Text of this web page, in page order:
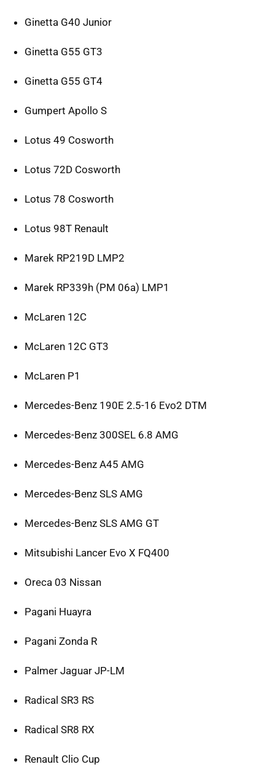
Ginetta G40 Junior
Ginetta G55 GT3
Ginetta G55 GT4
Gumpert Apollo S
Lotus 49 Cosworth
Lotus 72D Cosworth
Lotus 78 Cosworth
Lotus 98T Renault
Marek RP219D LMP2
Marek RP339h (PM 06a) LMP1
McLaren 12C
McLaren 12C GT3
McLaren P1
Mercedes-Benz 190E 2.5-16 Evo2 DTM
Mercedes-Benz 300SEL 6.8 AMG
Mercedes-Benz A45 AMG
Mercedes-Benz SLS AMG
Mercedes-Benz SLS AMG GT
Mitsubishi Lancer Evo X FQ400
Oreca 03 Nissan
Pagani Huayra
Pagani Zonda R
Palmer Jaguar JP-LM
Radical SR3 RS
Radical SR8 RX
Renault Clio Cup